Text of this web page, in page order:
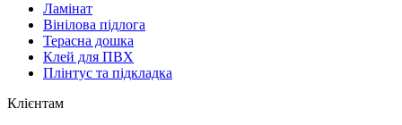
Ламінат
Вінілова підлога
Терасна дошка
Клей для ПВХ
Плінтус та підкладка
Клієнтам